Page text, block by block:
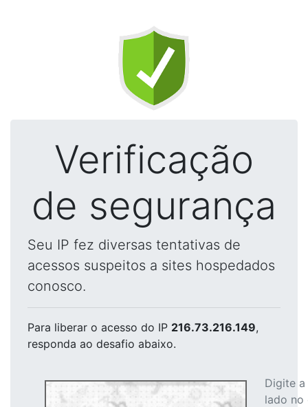
Verificação
de segurança
Seu IP fez diversas tentativas de
acessos suspeitos a sites hospedados
conosco.
Para liberar o acesso do IP 216.73.216.149,
responda ao desafio abaixo.
Digite
lado no